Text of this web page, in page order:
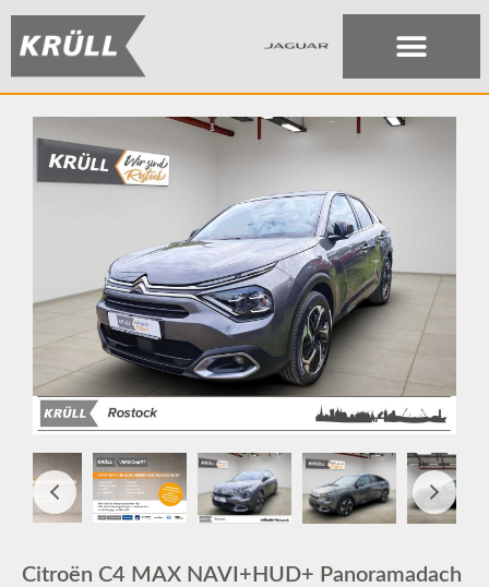
Citroën C4 MAX NAVI+HUD+ Panoramadach